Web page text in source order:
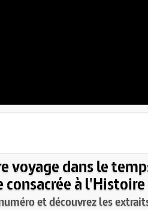
voyage dans le
à l'Histoire
et découvrez les